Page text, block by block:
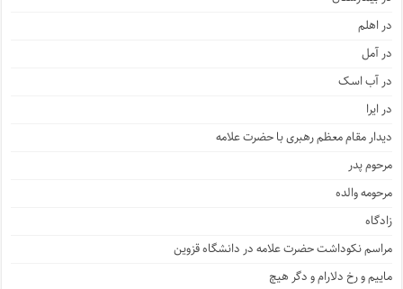
در اهلم
در آمل
در آب اسک
در ایرا
دیدار مقام معظم رهبری با حضرت علامه
مرحوم پدر
مرحومه والده
زادگاه
مراسم نکوداشت حضرت علامه در دانشگاه قزوین
ماییم و رخ دلارام و دگر هیچ